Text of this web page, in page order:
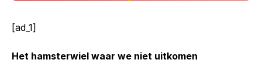
[ad_1]
Het hamsterwiel waar we niet uitkomen